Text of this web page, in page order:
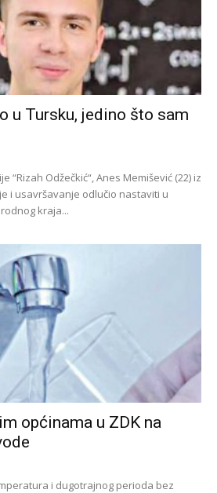
u Tursku, jedino što sam
“Rizah Odžečkić“, Anes Memišević (22) iz
i usavršavanje odlučio nastaviti u
kraja...
općinama u ZDK na
i dugotrajnog perioda bez